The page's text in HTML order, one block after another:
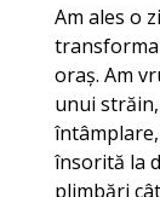
Am ales o
oraș. Am
unui
însorită la
plimbări